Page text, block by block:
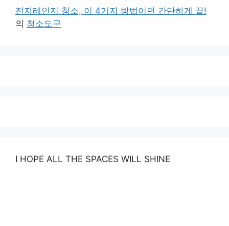
전자레인지 청소, 이 4가지 방법이면 간단하게 끝!
의 청소도구
I HOPE ALL THE SPACES WILL SHINE